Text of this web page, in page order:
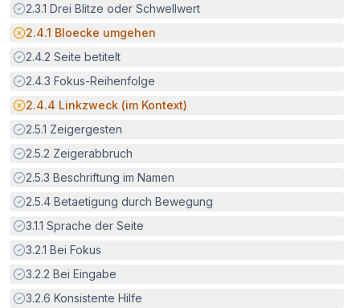
Erfüllt:
2.3.1 Drei Blitze oder Schwellwert
Potenzielle Barriere:
2.4.1 Bloecke umgehen
Erfüllt:
2.4.2 Seite betitelt
Erfüllt:
2.4.3 Fokus-Reihenfolge
Potenzielle Barriere:
2.4.4 Linkzweck (im Kontext)
Erfüllt:
2.5.1 Zeigergesten
Erfüllt:
2.5.2 Zeigerabbruch
Erfüllt:
2.5.3 Beschriftung im Namen
Erfüllt:
2.5.4 Betaetigung durch Bewegung
Erfüllt:
3.1.1 Sprache der Seite
Erfüllt:
3.2.1 Bei Fokus
Erfüllt:
3.2.2 Bei Eingabe
Erfüllt:
3.2.6 Konsistente Hilfe